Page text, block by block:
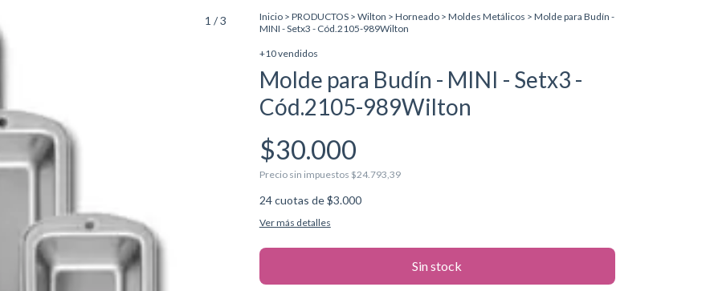
1 /3 Inicio > PRODUCTOS > Wilton > Horneado > Moldes Metálicos > Molde para Budín -
MINI - Setx3 - Cód.2105-989Wilton
+10 vendidos
Molde para Budín - MINI - Setx3 -
Cód.2105-989Wilton
$30.000
Precio sin impuestos $24.793,39
24cuotas de$3.000
Ver más detalles